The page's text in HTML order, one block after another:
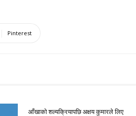
Pinterest
आँखाको शल्यक्रियापछि अक्षय कुमारले लिए